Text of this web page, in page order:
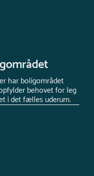
har boligområdet
behovet for leg
i det fælles uderum.